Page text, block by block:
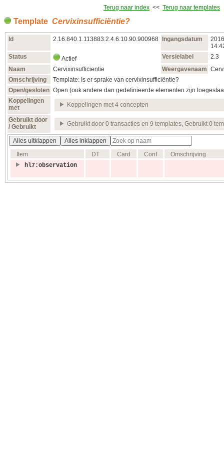
Terug naar index << Terug naar templates
Template Cervixinsufficiëntie?
Id 2.16.840.1.113883.2.4.6.10.90.900968 Ingangsdatum
Status
Actief Versielabel
2.3
Naam
Cervixinsufficientie Weergavenaam
Omschrijving
Template: Is er sprake van cervixinsufficiëntie?
Open/gesloten Open (ook andere dan gedefinieerde elementen zijn
Koppelingen
met
Koppelingen met 4 concepten
Gebruikt door
/ Gebruikt
Gebruikt door 0 transacties en 9 templates, Gebruikt 0
Alles uitklappen
Alles inklappen
Item
DT Card Conf
Omschrijving
hl7:observation